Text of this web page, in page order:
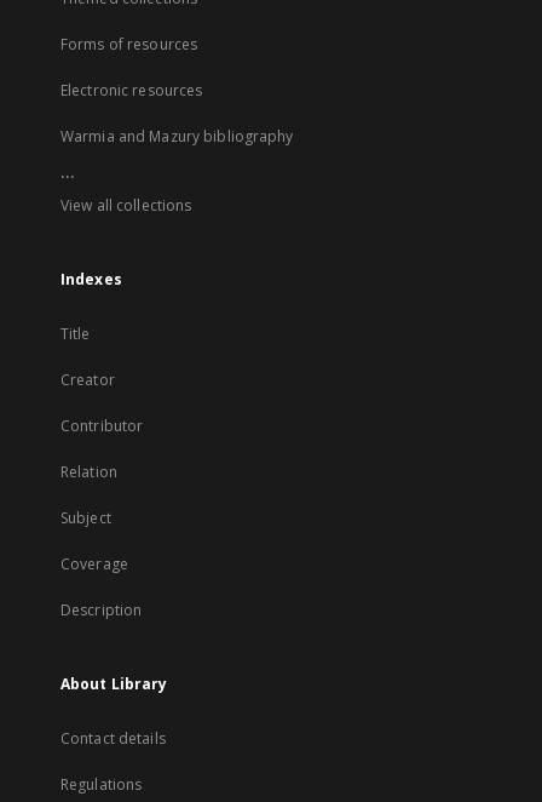
Forms of resources
Electronic resources
Warmia and Mazury bibliography
...
View all collections
Indexes
Title
Creator
Contributor
Relation
Subject
Coverage
Description
About Library
Contact details
Regulations